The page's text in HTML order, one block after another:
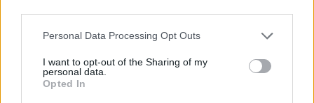
Personal Data Processing Opt Outs
I want to opt-out of the Sharing of my
personal data.
Opted In